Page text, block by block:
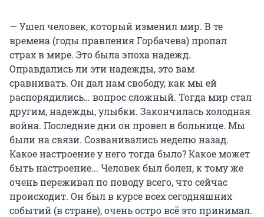
— Ушел человек, который изменил мир. В те
времена (годы правления Горбачева) пропал
страх в мире. Это была эпоха надежд.
Оправдались ли эти надежды, это вам
сравнивать. Он дал нам свободу, как мы ей
распорядились… вопрос сложный. Тогда мир стал
другим, надежды, улыбки. Закончилась холодная
война. Последние дни он провел в больнице. Мы
были на связи. Созванивались неделю назад.
Какое настроение у него тогда было? Какое может
быть настроение... Человек был болен, к тому же
очень переживал по поводу всего, что сейчас
происходит. Он был в курсе всех сегодняшних
событий (в стране), очень остро всё это принимал.